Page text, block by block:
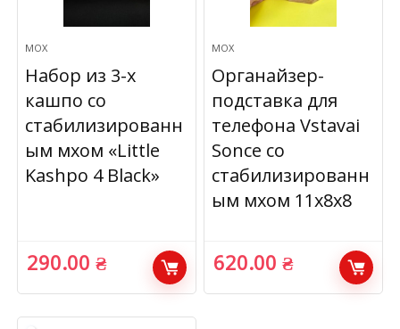
МОХ
Набор из 3-х
кашпо со
стабилизированн
ым мхом «Little
Kashpo 4 Black»
290.00₴
МОХ
Органайзер-
подставка для
телефона Vstavai
Sonce со
стабилизированн
ым мхом 11х8х8
620.00₴